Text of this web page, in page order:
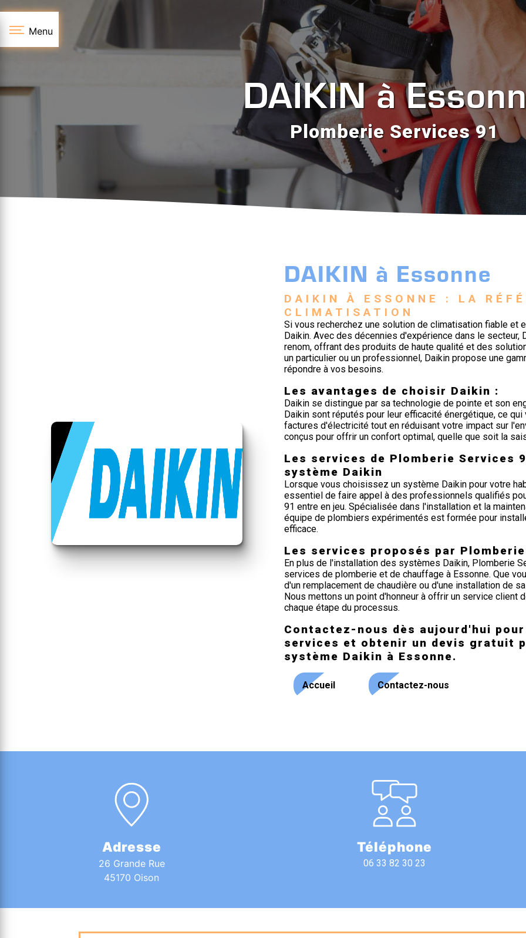
Menu
DAIKIN à
Plomberie Services 91
DAIKIN à Essonne
DAIKIN À ESSONNE : LA
CLIMATISATION
Si vous recherchez une solution de climatisation fiable et
Daikin. Avec des décennies d'expérience dans le
renom, offrant des produits de haute qualité et des
un particulier ou un professionnel, Daikin propose une
répondre à vos besoins.
Les avantages de choisir Daikin :
Daikin se distingue par sa technologie de pointe et son
Daikin sont réputés pour leur efficacité énergétique, ce
factures d'électricité tout en réduisant votre impact sur
conçus pour offrir un confort optimal, quelle que soit la
Les services de Plomberie
système Daikin
Lorsque vous choisissez un système Daikin pour votre
essentiel de faire appel à des professionnels qualifiés
91 entre en jeu. Spécialisée dans l'installation et la
équipe de plombiers expérimentés est formée pour
efficace.
Les services proposés par
En plus de l'installation des systèmes Daikin, Plomberie
services de plomberie et de chauffage à Essonne. Que
d'un remplacement de chaudière ou d'une installation de
Nous mettons un point d'honneur à offrir un service client
chaque étape du processus.
Contactez-nous dès aujourd'hui
services et obtenir un devis gratuit
système Daikin à Essonne.
Accueil Contactez-nous
Adresse
26 Grande Rue
45170 Oison
Téléphone
06 33 82 30 23
Panneau de gestion des cookies